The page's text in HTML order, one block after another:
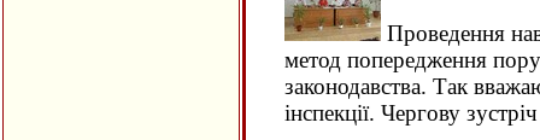
Проведення
метод попередження
законодавства. Так
інспекції. Чергову